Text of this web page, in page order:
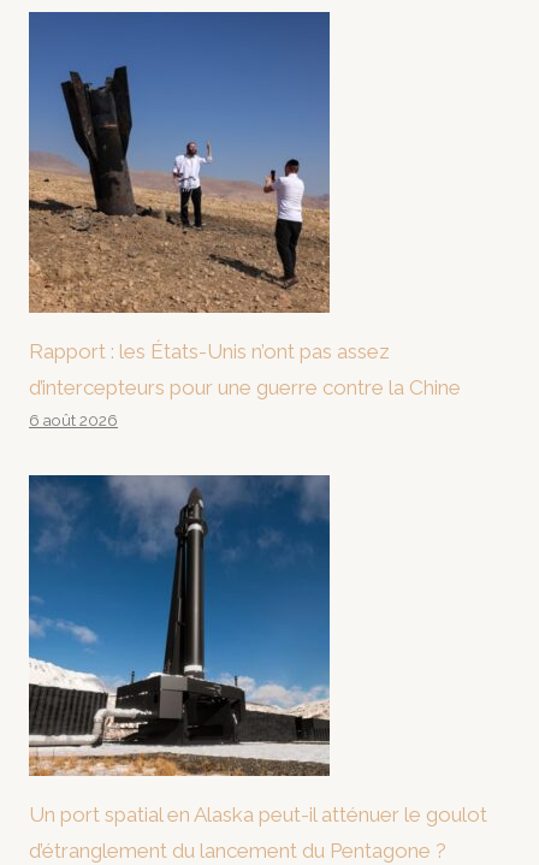
Rapport : les États-Unis n’ont pas assez
d’intercepteurs pour une guerre contre la Chine
6 août 2026
Un port spatial en Alaska peut-il atténuer le goulot
d’étranglement du lancement du Pentagone ?